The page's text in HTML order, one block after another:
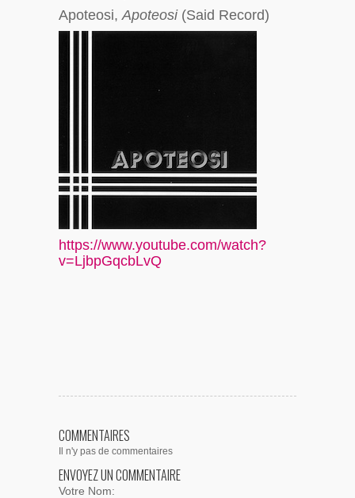
Apoteosi,Apoteosi(Said Record)
https://www.youtube.com/watch?
v=LjbpGqcbLvQ
COMMENTAIRES
Il n'y pas de commentaires
ENVOYEZ UN COMMENTAIRE
Votre Nom: